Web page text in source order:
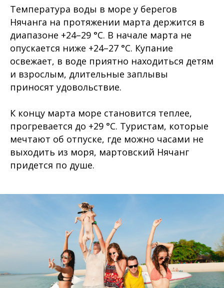
Температура воды в море у берегов
Нячанга на протяжении марта держится в
диапазоне +24–29 °C. В начале марта не
опускается ниже +24–27 °C. Купание
освежает, в воде приятно находиться детям
и взрослым, длительные заплывы
приносят удовольствие.
К концу марта море становится теплее,
прогревается до +29 °C. Туристам, которые
мечтают об отпуске, где можно часами не
выходить из моря, мартовский Нячанг
придется по душе.